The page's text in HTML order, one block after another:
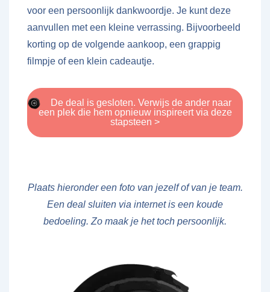
voor een persoonlijk dankwoordje. Je kunt deze
aanvullen met een kleine verrassing. Bijvoorbeeld
korting op de volgende aankoop, een grappig
filmpje of een klein cadeautje.
De deal is gesloten. Verwijs de ander naar
een plek die hem opnieuw inspireert via deze
stapsteen >
Plaats hieronder een foto van jezelf of van je team.
Een deal sluiten via internet is een koude
bedoeling. Zo maak je het toch persoonlijk.